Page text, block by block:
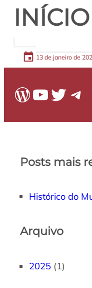
Search
INÍCIO
13 de janeiro de
Youtube
Posts mais
Histórico do
Arquivo
2025 (1)